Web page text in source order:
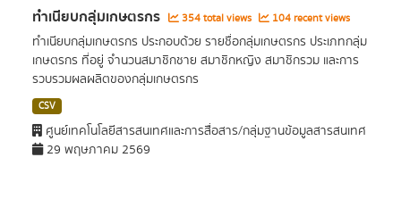
ทำเนียบกลุ่มเกษตรกร 354 total views 104 recent views
ทำเนียบกลุ่มเกษตรกร ประกอบด้วย รายชื่อกลุ่มเกษตรกร ประเภทกลุ่ม
เกษตรกร ที่อยู่ จำนวนสมาชิกชาย สมาชิกหญิง สมาชิกรวม และการ
รวบรวมผลผลิตของกลุ่มเกษตรกร
CSV
ศูนย์เทคโนโลยีสารสนเทศและการสื่อสาร/กลุ่มฐานข้อมูลสารสนเทศ
29 พฤษภาคม 2569